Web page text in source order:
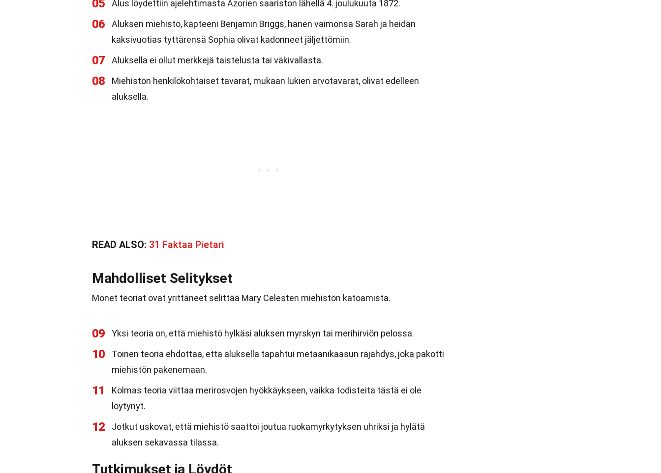
05 Alus löydettiin ajelehtimasta Azorien saariston lähellä 4. joulukuuta 1872.
06
Aluksen miehistö, kapteeni Benjamin Briggs, hänen vaimonsa Sarah ja heidän
kaksivuotias tyttärensä Sophia olivat kadonneet jäljettömiin.
07 Aluksella ei ollut merkkejä taistelusta tai väkivallasta.
08
Miehistön henkilökohtaiset tavarat, mukaan lukien arvotavarat, olivat edelleen
aluksella.
READ ALSO: 31 Faktaa Pietari
Mahdolliset Selitykset
Monet teoriat ovat yrittäneet selittää Mary Celesten miehistön katoamista.
09 Yksi teoria on, että miehistö hylkäsi aluksen myrskyn tai merihirviön pelossa.
10
Toinen teoria ehdottaa, että aluksella tapahtui metaanikaasun räjähdys, joka pakotti
miehistön pakenemaan.
11
Kolmas teoria viittaa merirosvojen hyökkäykseen, vaikka todisteita tästä ei ole
löytynyt.
12
Jotkut uskovat, että miehistö saattoi joutua ruokamyrkytyksen uhriksi ja hylätä
aluksen sekavassa tilassa.
Tutkimukset ja Löydöt